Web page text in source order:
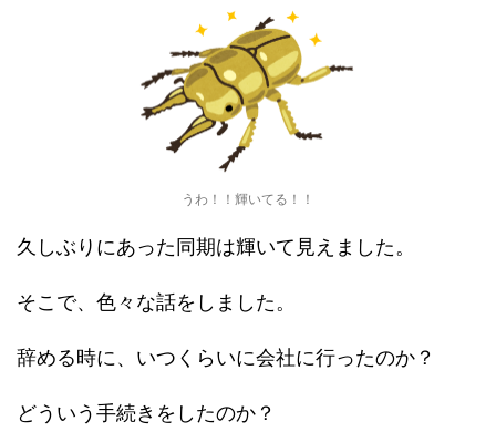
うわ！！輝いてる！！
久しぶりにあった同期は輝いて見えました。
そこで、色々な話をしました。
辞める時に、いつくらいに会社に行ったのか？
どういう手続きをしたのか？